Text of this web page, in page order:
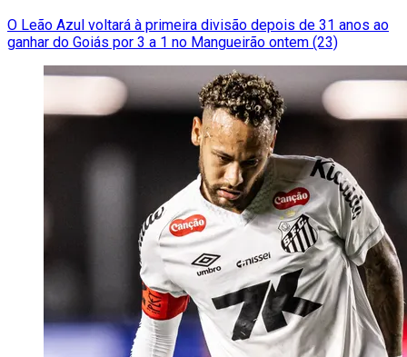
O Leão Azul voltará à primeira divisão depois de 31 anos ao
ganhar do Goiás por 3 a 1 no Mangueirão ontem (23)